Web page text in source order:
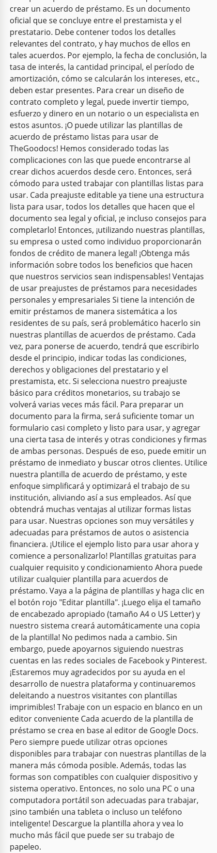
crear un acuerdo de préstamo. Es un documento
oficial que se concluye entre el prestamista y el
prestatario. Debe contener todos los detalles
relevantes del contrato, y hay muchos de ellos en
tales acuerdos. Por ejemplo, la fecha de conclusión, la
tasa de interés, la cantidad principal, el período de
amortización, cómo se calcularán los intereses, etc.,
deben estar presentes. Para crear un diseño de
contrato completo y legal, puede invertir tiempo,
esfuerzo y dinero en un notario o un especialista en
estos asuntos. ¡O puede utilizar las plantillas de
acuerdo de préstamo listas para usar de
TheGoodocs! Hemos considerado todas las
complicaciones con las que puede encontrarse al
crear dichos acuerdos desde cero. Entonces, será
cómodo para usted trabajar con plantillas listas para
usar. Cada preajuste editable ya tiene una estructura
lista para usar, todos los detalles que hacen que el
documento sea legal y oficial, ¡e incluso consejos para
completarlo! Entonces, ¡utilizando nuestras plantillas,
su empresa o usted como individuo proporcionarán
fondos de crédito de manera legal! ¡Obtenga más
información sobre todos los beneficios que hacen
que nuestros servicios sean indispensables! Ventajas
de usar preajustes de préstamos para necesidades
personales y empresariales Si tiene la intención de
emitir préstamos de manera sistemática a los
residentes de su país, será problemático hacerlo sin
nuestras plantillas de acuerdos de préstamo. Cada
vez, para ponerse de acuerdo, tendrá que escribirlo
desde el principio, indicar todas las condiciones,
derechos y obligaciones del prestatario y el
prestamista, etc. Si selecciona nuestro preajuste
básico para créditos monetarios, su trabajo se
volverá varias veces más fácil. Para preparar un
documento para la firma, será suficiente tomar un
formulario casi completo y listo para usar, y agregar
una cierta tasa de interés y otras condiciones y firmas
de ambas personas. Después de eso, puede emitir un
préstamo de inmediato y buscar otros clientes. Utilice
nuestra plantilla de acuerdo de préstamo, y este
enfoque simplificará y optimizará el trabajo de su
institución, aliviando así a sus empleados. Así que
obtendrá muchas ventajas al utilizar formas listas
para usar. Nuestras opciones son muy versátiles y
adecuadas para préstamos de autos o asistencia
financiera. ¡Utilice el ejemplo listo para usar ahora y
comience a personalizarlo! Plantillas gratuitas para
cualquier requisito y condicionamiento Ahora puede
utilizar cualquier plantilla para acuerdos de
préstamo. Vaya a la página de plantillas y haga clic en
el botón rojo "Editar plantilla". ¡Luego elija el tamaño
de encabezado apropiado (tamaño A4 o US Letter) y
nuestro sistema creará automáticamente una copia
de la plantilla! No pedimos nada a cambio. Sin
embargo, puede apoyarnos siguiendo nuestras
cuentas en las redes sociales de Facebook y Pinterest.
¡Estaremos muy agradecidos por su ayuda en el
desarrollo de nuestra plataforma y continuaremos
deleitando a nuestros visitantes con plantillas
imprimibles! Trabaje con un espacio en blanco en un
editor conveniente Cada acuerdo de la plantilla de
préstamo se crea en base al editor de Google Docs.
Pero siempre puede utilizar otras opciones
disponibles para trabajar con nuestras plantillas de la
manera más cómoda posible. Además, todas las
formas son compatibles con cualquier dispositivo y
sistema operativo. Entonces, no solo una PC o una
computadora portátil son adecuadas para trabajar,
¡sino también una tableta o incluso un teléfono
inteligente! Descargue la plantilla ahora y vea lo
mucho más fácil que puede ser su trabajo de
papeleo.